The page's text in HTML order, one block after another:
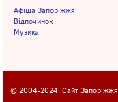
Афіша Запоріжжя
Відпочинок
Музика
© 2004-2024, Сайт Запоріжжя